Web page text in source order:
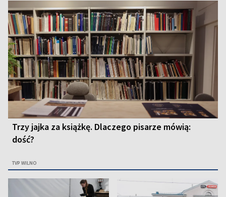
Trzy jajka za książkę. Dlaczego pisarze mówią:
dość?
TVP WILNO